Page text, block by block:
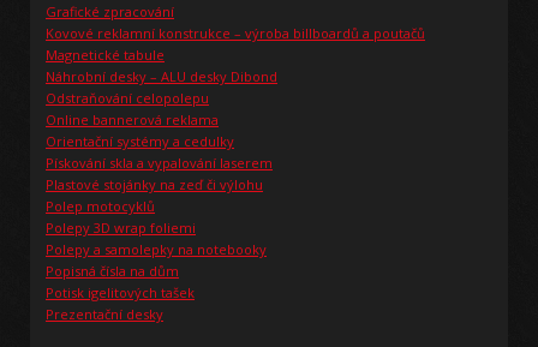
Grafické zpracování
Kovové reklamní konstrukce – výroba billboardů a poutačů
Magnetické tabule
Náhrobní desky – ALU desky Dibond
Odstraňování celopolepu
Online bannerová reklama
Orientační systémy a cedulky
Pískování skla a vypalování laserem
Plastové stojánky na zeď či výlohu
Polep motocyklů
Polepy 3D wrap foliemi
Polepy a samolepky na notebooky
Popisná čísla na dům
Potisk igelitových tašek
Prezentační desky